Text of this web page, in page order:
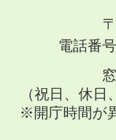
電話番
（祝日、休
※開庁時間が